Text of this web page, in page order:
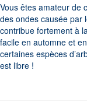
Vous êtes amateur de
des ondes causée par
contribue fortement à
facile en automne et
certaines espèces
est libre !